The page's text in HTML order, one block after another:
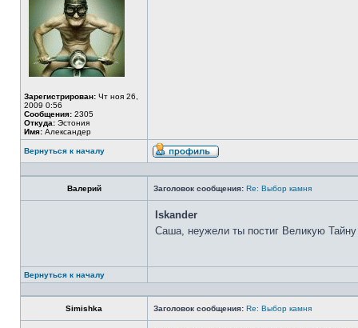
Зарегистрирован: Чт ноя 26,
2009 0:56
Сообщения: 2305
Откуда: Эстония
Имя: Александер
Вернуться к началу
Валерий Заголовок сообщения: Re: Выбор камня
Iskander
Саша, неужели ты постиг Великую
Вернуться к началу
Simishka Заголовок сообщения: Re: Выбор камня